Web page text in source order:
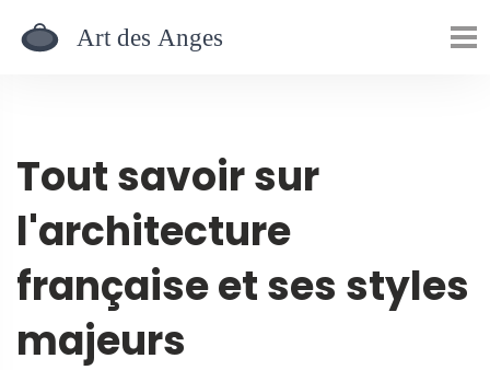
Tout savoir sur
l'architecture
française et ses styles
majeurs